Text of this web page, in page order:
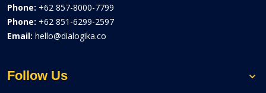
Phone: +62 857-8000-7799
Phone: +62 851-6299-2597
Email: hello@dialogika.co
Follow Us